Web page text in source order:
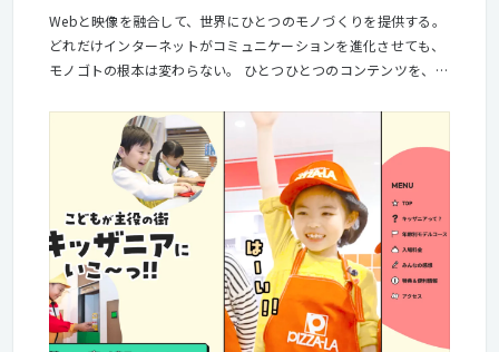
Webと映像を融合して、世界にひとつのモノづくりを提供する。
どれだけインターネットがコミュニケーションを進化させても、
モノゴトの根本は変わらない。 ひとつひとつのコンテンツを、最
「面白さ」につながる。 私たちは、デジタル領域のプロフェッシ
ョナルとして、顧客企業のパートナーとなり、 Webと映像を融合
させた世界にひとつのモノづくりに取り組み、提供する。